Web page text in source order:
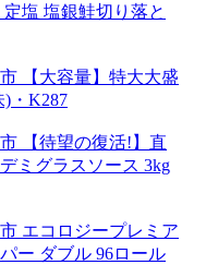
塩 塩銀鮭切り落と
【大容量】特大大盛
)・K287
【待望の復活!】直
ミグラスソース 3kg
エコロジープレミア
ー ダブル 96ロール